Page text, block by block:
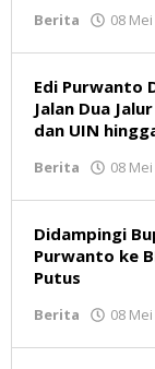
Berita 08
Edi Purwanto
Jalan Dua
dan UIN
Berita 08
Didampingi
Purwanto ke
Putus
Berita 08